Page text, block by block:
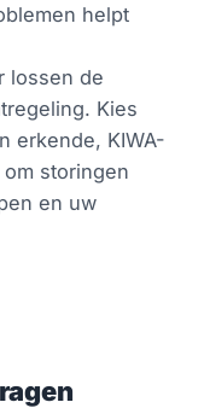
helpt
lossen de
Kies
erkende, KIWA-
storingen
en uw